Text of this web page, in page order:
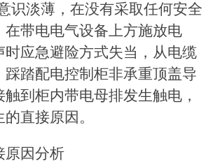
识淡薄，在没有采取任何安全
在带电电气设备上方施放电
时应急避险方式失当，从电缆
踩踏配电控制柜非承重顶盖导
到柜内带电母排发生触电，
直接原因。
原因分析